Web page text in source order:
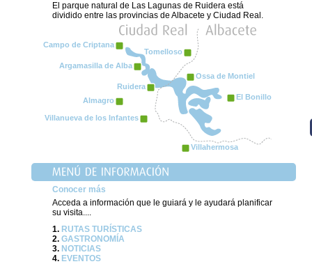
El parque natural de Las Lagunas de Ruidera está
dividido entre las provincias de Albacete y Ciudad Real.
Argamasilla de Alba
El Bonillo
Ossa de Montiel
Ruidera
Tomelloso
Villahermosa
Villanueva de los Infantes
Almagro
Campo de Criptana
Conocer más
Acceda a información que le guiará y le ayudará planificar
su visita....
1. RUTAS TURÍSTICAS
2. GASTRONOMÍA
3. NOTICIAS
4. EVENTOS